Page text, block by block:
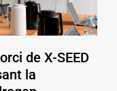
de X-SEED
la